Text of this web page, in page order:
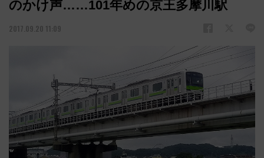
のかけ声……101年めの京王多摩川駅
2017.09.20 11:09